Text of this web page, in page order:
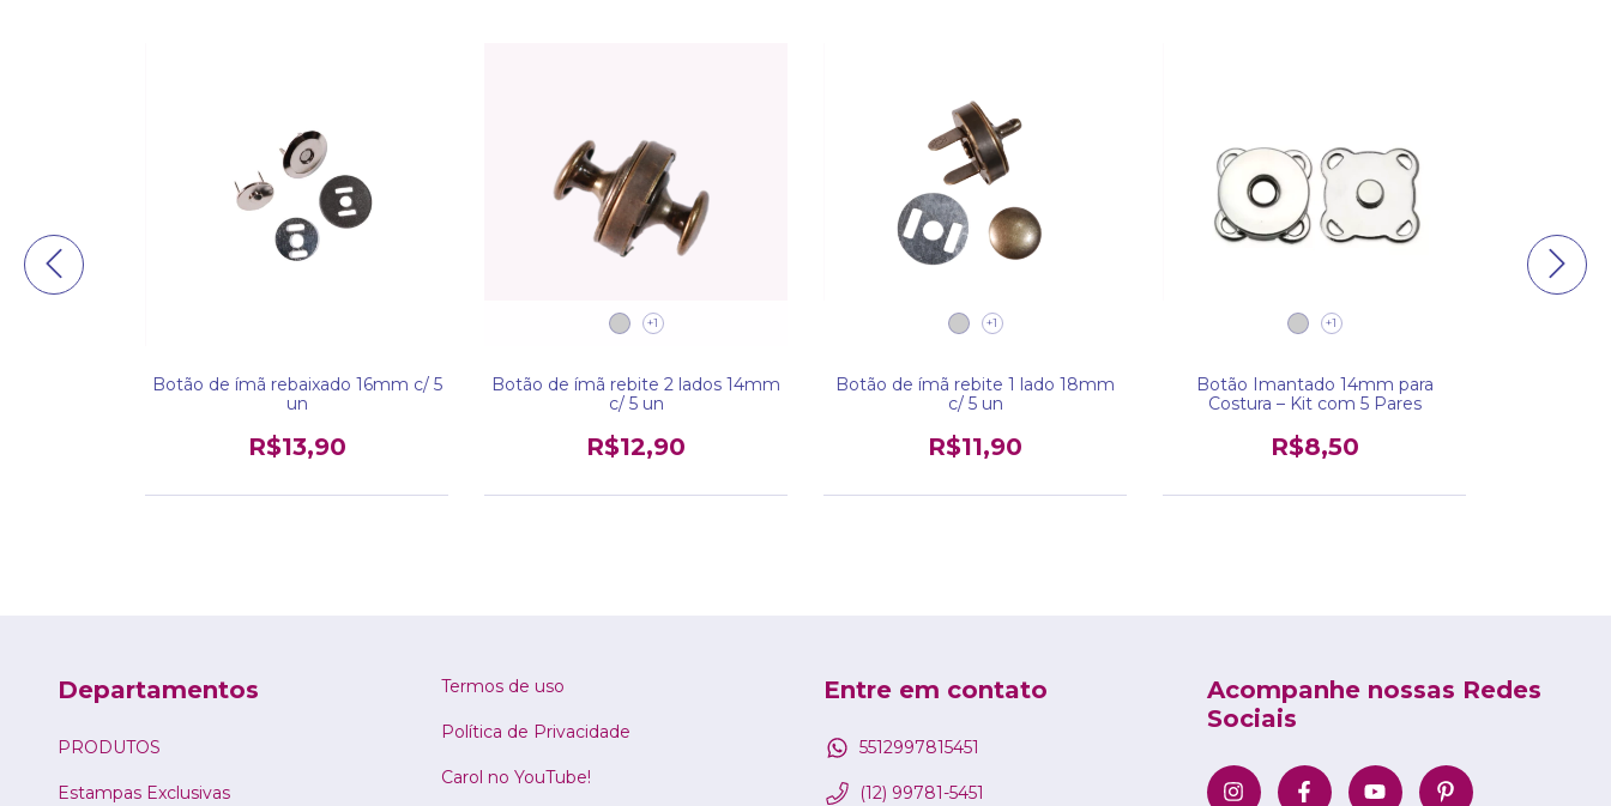
Botão de ímã rebaixado 16mm c/ 5
un
R$13,90
+1
Botão de ímã rebite 2 lados 14mm
c/ 5 un
R$12,90
+1
Botão de ímã rebite 1 lado 18mm
c/ 5 un
R$11,90
+1
Botão Imantado 14mm para
Costura – Kit com 5 Pares
R$8,50
Departamentos
PRODUTOS
Estampas Exclusivas
Termos de uso
Política de Privacidade
Carol no YouTube!
Entre em contato
5512997815451
(12) 99781-5451
Acompanhe nossas Redes
Sociais